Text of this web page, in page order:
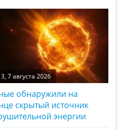
7 августа 2026
обнаружили на
скрытый источник
энергии